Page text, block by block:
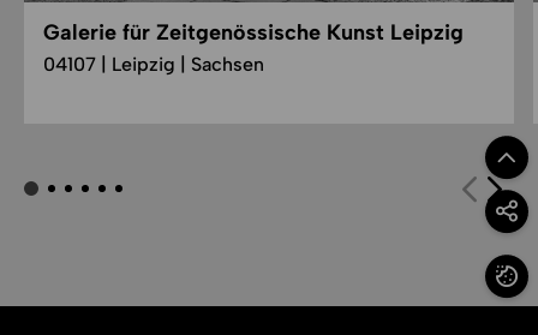
Galerie für Zeitgenössische Kunst Leipzig
04107 | Leipzig | Sachsen
Zum